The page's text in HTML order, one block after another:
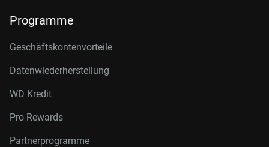
Programme
Geschäftskontenvorteile
Datenwiederherstellung
WD Kredit
Pro Rewards
Partnerprogramme